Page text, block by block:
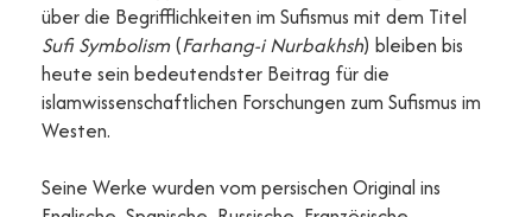
über die Begrifflichkeiten im Sufismus mit dem Titel
Sufi Symbolism(Farhang-i Nurbakhsh) bleiben bis
heute sein bedeutendster Beitrag für die
islamwissenschaftlichen Forschungen zum Sufismus im
Westen.
Seine Werke wurden vom persischen Original ins